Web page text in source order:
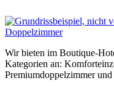
Wir bieten im Boutique-
Kategorien an:
Premiumdoppelzimmer und